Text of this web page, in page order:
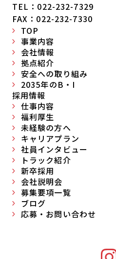
TEL：022-232-7329
FAX：022-232-7330
TOP
事業内容
会社情報
拠点紹介
安全への取り組み
2035年のB・I
採用情報
仕事内容
福利厚生
未経験の方へ
キャリアプラン
社員インタビュー
トラック紹介
新卒採用
会社説明会
募集要項一覧
ブログ
応募・お問い合わせ